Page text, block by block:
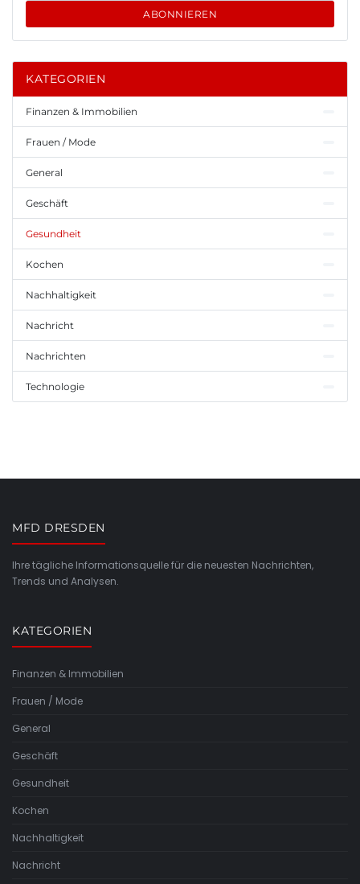
ABONNIEREN
KATEGORIEN
Finanzen & Immobilien
Frauen / Mode
General
Geschäft
Gesundheit
Kochen
Nachhaltigkeit
Nachricht
Nachrichten
Technologie
MFD DRESDEN
Ihre tägliche Informationsquelle für die neuesten Nachrichten,
Trends und Analysen.
KATEGORIEN
Finanzen & Immobilien
Frauen / Mode
General
Geschäft
Gesundheit
Kochen
Nachhaltigkeit
Nachricht